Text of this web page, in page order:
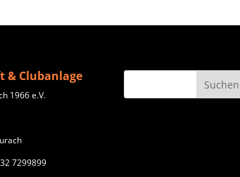
& Clubanlage
1966 e.V.
7299899